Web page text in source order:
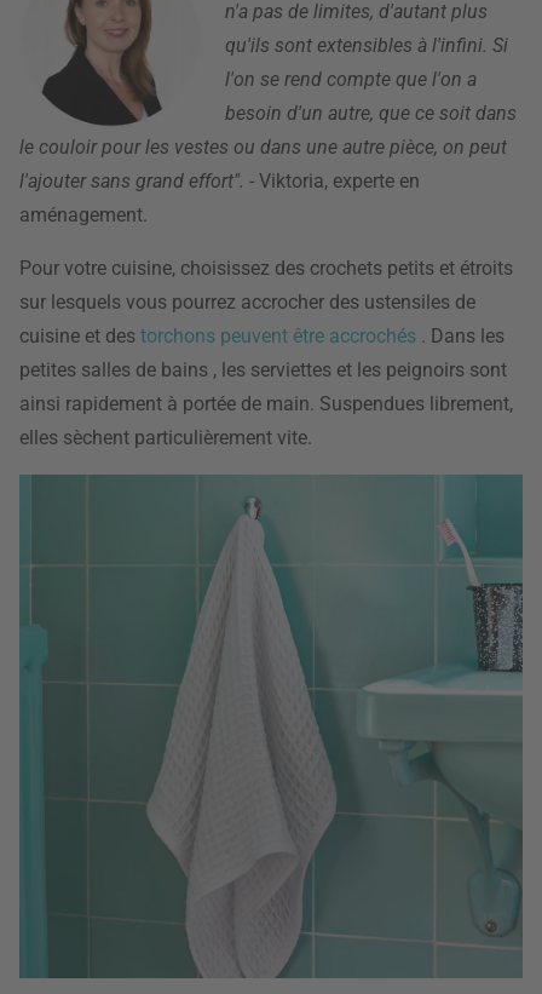
n'a pas de limites, d'autant plus
qu'ils sont extensibles à l'infini. Si
l'on se rend compte que l'on a
besoin d'un autre, que ce soit dans
le couloir pour les vestes ou dans une autre pièce, on peut
l'ajouter sans grand effort". - Viktoria, experte en
aménagement.
Pour votre cuisine, choisissez des crochets petits et étroits
sur lesquels vous pourrez accrocher des ustensiles de
cuisine et des torchons peuvent être accrochés . Dans les
petites salles de bains , les serviettes et les peignoirs sont
ainsi rapidement à portée de main. Suspendues librement,
elles sèchent particulièrement vite.